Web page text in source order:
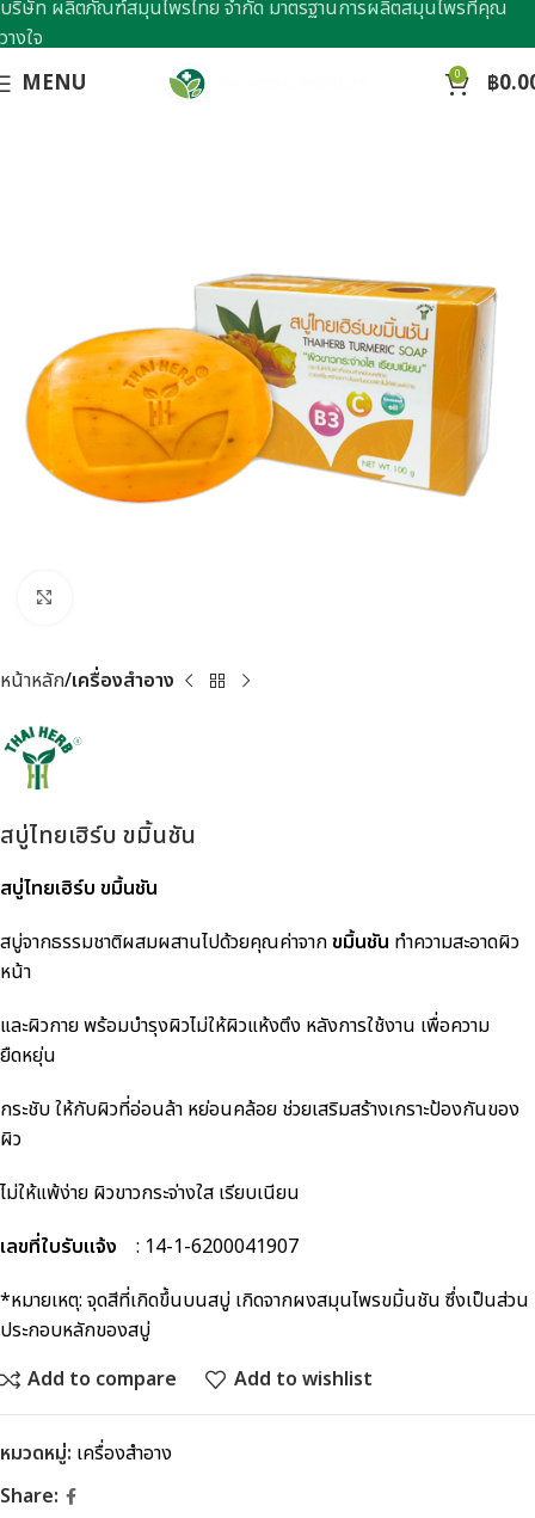
MENU 0 ฿
หน้าหลัก เครื่องสำอาง
สบู่ไทยเฮิร์บ ขมิ้นชัน
สบู่ไทยเฮิร์บ ขมิ้นชัน
สบู่จากธรรมชาติผสมผสานไปด้วยคุณค่าจากขมิ้นชัน ทำความสะอาดผิว
หน้า
และผิวกาย พร้อมบำรุงผิวไม่ให้ผิวแห้งตึง หลังการใช้งาน เพื่อความ
ยืดหยุ่น
กระชับ ให้กับผิวที่อ่อนล้า หย่อนคล้อย ช่วยเสริมสร้างเกราะป้องกันของ
ผิว
ไม่ให้แพ้ง่าย ผิวขาวกระจ่างใส เรียบเนียน
เลขที่ใบรับแจ้ง : 14-1-6200041907
*หมายเหตุ: จุดสีที่เกิดขึ้นบนสบู่ เกิดจากผงสมุนไพรขมิ้นชัน ซึ่งเป็นส่วน
ประกอบหลักของสบู่
Add to compare
Add to wishlist
หมวดหมู่: เครื่องสำอาง
Share:
บริษัท ผลิตภัณฑ์สมุนไพรไทย จำกัด มาตรฐานการผลิตสมุนไพรที่คุณ
วางใจ